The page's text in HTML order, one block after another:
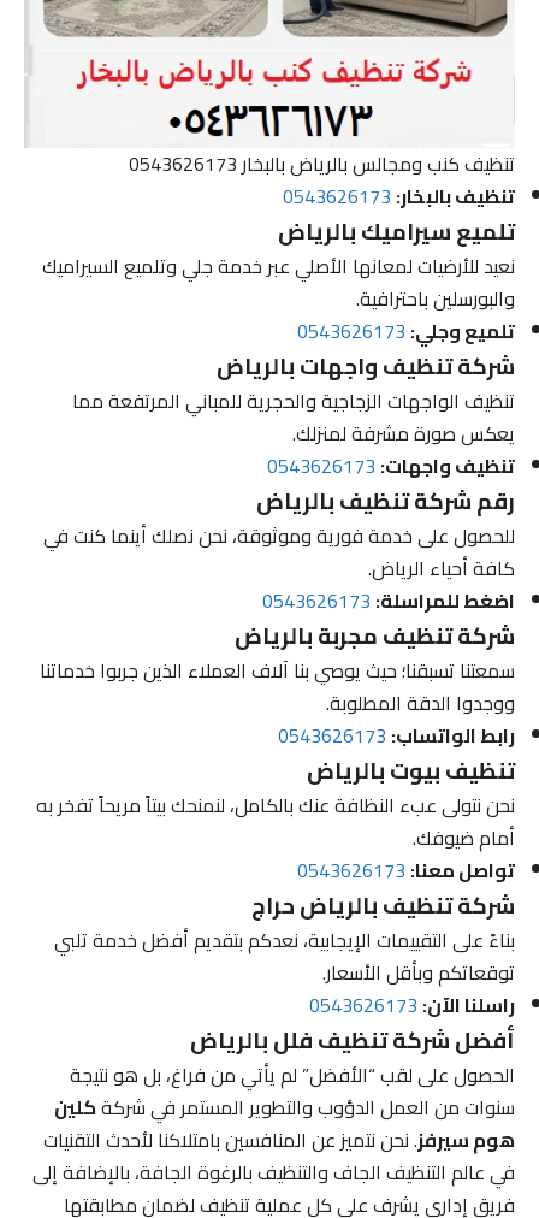
تنظيف كنب ومجالس بالرياض بالبخار 0543626173
تنظيف بالبخار:0543626173
تلميع سيراميك بالرياض
نعيد للأرضيات لمعانها الأصلي عبر خدمة جلي وتلميع السيراميك
والبورسلين باحترافية.
تلميع وجلي:0543626173
شركة تنظيف واجهات بالرياض
تنظيف الواجهات الزجاجية والحجرية للمباني المرتفعة مما
يعكس صورة مشرفة لمنزلك.
تنظيف واجهات:0543626173
رقم شركة تنظيف بالرياض
للحصول على خدمة فورية وموثوقة، نحن نصلك أينما كنت في
كافة أحياء الرياض.
اضغط للمراسلة:0543626173
شركة تنظيف مجربة بالرياض
سمعتنا تسبقنا؛ حيث يوصي بنا آلاف العملاء الذين جربوا خدماتنا
ووجدوا الدقة المطلوبة.
رابط الواتساب:0543626173
تنظيف بيوت بالرياض
نحن نتولى عبء النظافة عنك بالكامل، لنمنحك بيتاً مريحاً تفخر به
أمام ضيوفك.
تواصل معنا:0543626173
شركة تنظيف بالرياض حراج
بناءً على التقييمات الإيجابية، نعدكم بتقديم أفضل خدمة تلبي
توقعاتكم وبأقل الأسعار.
راسلنا الآن:0543626173
أفضل شركة تنظيف فلل بالرياض
الحصول على لقب “الأفضل” لم يأتي من فراغ، بل هو نتيجة
سنوات من العمل الدؤوب والتطوير المستمر في شركةكلين
هوم سيرفز. نحن نتميز عن المنافسين بامتلاكنا لأحدث التقنيات
في عالم التنظيف الجاف والتنظيف بالرغوة الجافة، بالإضافة إلى
فريق إداري يشرف على كل عملية تنظيف لضمان مطابقتها